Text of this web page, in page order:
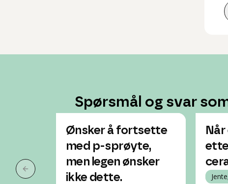
Spørsmål og svar
Forrige slide
Ønsker å fortsette
med p-sprøyte,
men legen ønsker
ikke dette.